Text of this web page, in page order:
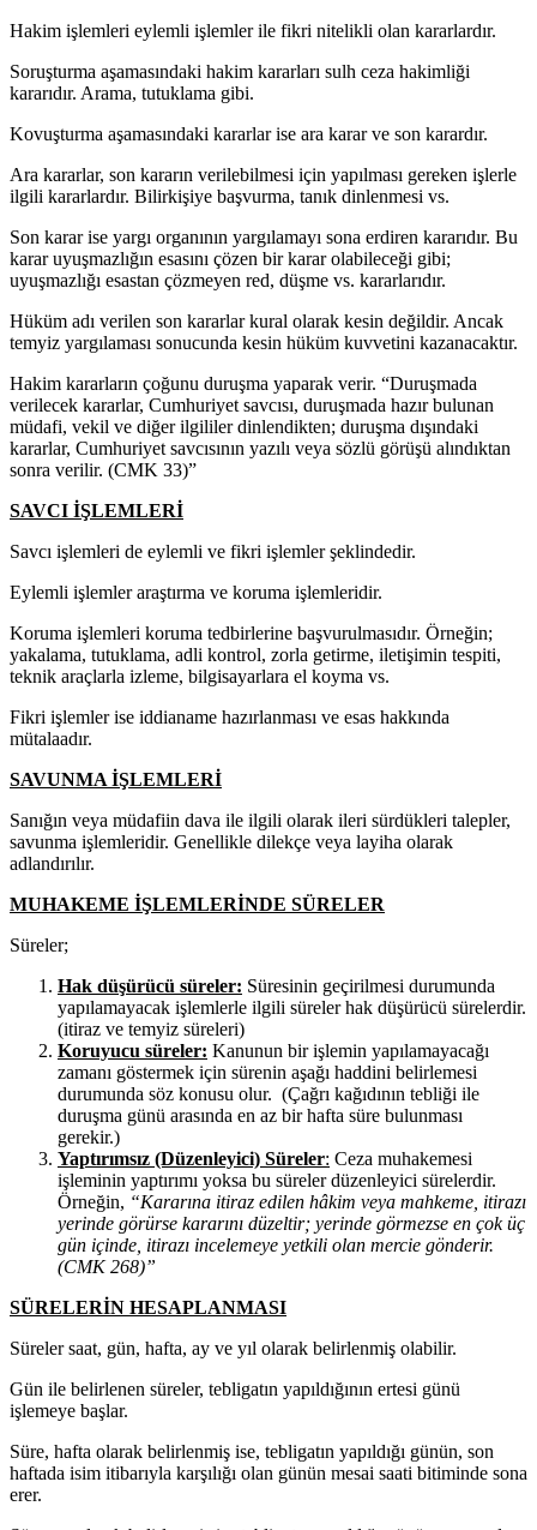
Hakim işlemleri eylemli işlemler ile fikri nitelikli olan kararlardır.
Soruşturma aşamasındaki hakim kararları sulh ceza hakimliği
kararıdır. Arama, tutuklama gibi.
Kovuşturma aşamasındaki kararlar ise ara karar ve son karardır.
Ara kararlar, son kararın verilebilmesi için yapılması gereken işlerle
ilgili kararlardır. Bilirkişiye başvurma, tanık dinlenmesi vs.
Son karar ise yargı organının yargılamayı sona erdiren kararıdır. Bu
karar uyuşmazlığın esasını çözen bir karar olabileceği gibi;
uyuşmazlığı esastan çözmeyen red, düşme vs. kararlarıdır.
Hüküm adı verilen son kararlar kural olarak kesin değildir. Ancak
temyiz yargılaması sonucunda kesin hüküm kuvvetini kazanacaktır.
Hakim kararların çoğunu duruşma yaparak verir. “Duruşmada
verilecek kararlar, Cumhuriyet savcısı, duruşmada hazır bulunan
müdafi, vekil ve diğer ilgililer dinlendikten; duruşma dışındaki
kararlar, Cumhuriyet savcısının yazılı veya sözlü görüşü alındıktan
sonra verilir. (CMK 33)”
SAVCI İŞLEMLERİ
Savcı işlemleri de eylemli ve fikri işlemler şeklindedir.
Eylemli işlemler araştırma ve koruma işlemleridir.
Koruma işlemleri koruma tedbirlerine başvurulmasıdır. Örneğin;
yakalama, tutuklama, adli kontrol, zorla getirme, iletişimin tespiti,
teknik araçlarla izleme, bilgisayarlara el koyma vs.
Fikri işlemler ise iddianame hazırlanması ve esas hakkında
mütalaadır.
SAVUNMA İŞLEMLERİ
Sanığın veya müdafiin dava ile ilgili olarak ileri sürdükleri talepler,
savunma işlemleridir. Genellikle dilekçe veya layiha olarak
adlandırılır.
MUHAKEME İŞLEMLERİNDE SÜRELER
Süreler;
Hak düşürücü süreler: Süresinin geçirilmesi durumunda
yapılamayacak işlemlerle ilgili süreler hak düşürücü sürelerdir.
(itiraz ve temyiz süreleri)
Koruyucu süreler: Kanunun bir işlemin yapılamayacağı
zamanı göstermek için sürenin aşağı haddini belirlemesi
durumunda söz konusu olur. (Çağrı kağıdının tebliği ile
duruşma günü arasında en az bir hafta süre bulunması
gerekir.)
Yaptırımsız (Düzenleyici) Süreler: Ceza muhakemesi
işleminin yaptırımı yoksa bu süreler düzenleyici sürelerdir.
Örneğin, “Kararına itiraz edilen hâkim veya mahkeme, itirazı
yerinde görürse kararını düzeltir; yerinde görmezse en çok üç
gün içinde, itirazı incelemeye yetkili olan mercie gönderir.
(CMK 268)”
SÜRELERİN HESAPLANMASI
Süreler saat, gün, hafta, ay ve yıl olarak belirlenmiş olabilir.
Gün ile belirlenen süreler, tebligatın yapıldığının ertesi günü
işlemeye başlar.
Süre, hafta olarak belirlenmiş ise, tebligatın yapıldığı günün, son
haftada isim itibarıyla karşılığı olan günün mesai saati bitiminde sona
erer.